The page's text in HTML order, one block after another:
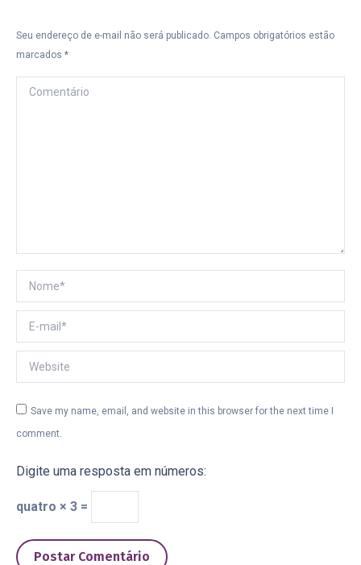
Seu endereço de e-mail não será publicado. Campos obrigatórios estão
marcados *
Comentário
Nome *
E-mail *
Website
Save my name, email, and website in this browser for the next time I
comment.
Digite uma resposta em números:
quatro × 3 =
Postar Comentário